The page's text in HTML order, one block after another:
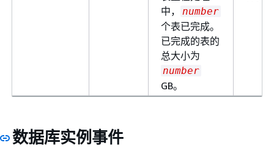
中，
number
个表已完成。
已完成的表的
总大小为
number
GB。
数据库实例事件